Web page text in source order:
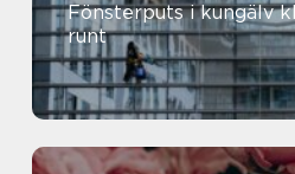
Fönsterputs i kungälv klarare utsikt året
runt